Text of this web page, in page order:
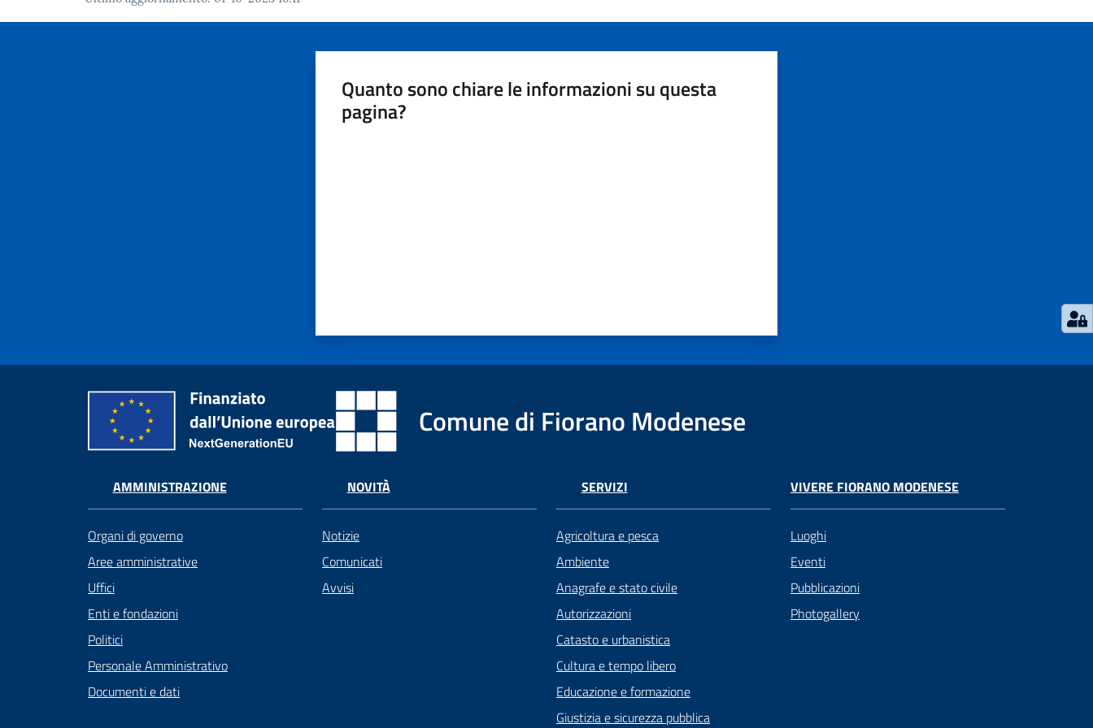
Quanto sono chiare le informazioni su questa
pagina?
Comune di Fiorano Modenese
AMMINISTRAZIONE
Organi di governo
Aree amministrative
Uffici
Enti e fondazioni
Politici
Personale Amministrativo
Documenti e dati
NOVITÀ
Notizie
Comunicati
Avvisi
SERVIZI
Agricoltura e pesca
Ambiente
Anagrafe e stato civile
Autorizzazioni
Catasto e urbanistica
Cultura e tempo libero
Educazione e formazione
Giustizia e sicurezza pubblica
VIVERE FIORANO MODENESE
Luoghi
Eventi
Pubblicazioni
Photogallery